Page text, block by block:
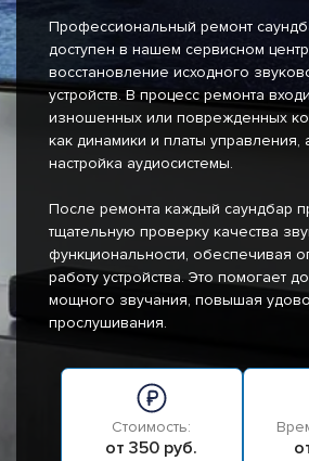
Профессиональный ремонт
доступен в нашем сервисном
восстановление исходного
устройств. В процесс ремонта
изношенных или поврежденных
как динамики и платы управления,
настройка аудиосистемы.
После ремонта каждый саундбар
тщательную проверку качества
функциональности, обеспечивая
работу устройства. Это помогает
мощного звучания, повышая
прослушивания.
Стоимость:
от 350 руб.